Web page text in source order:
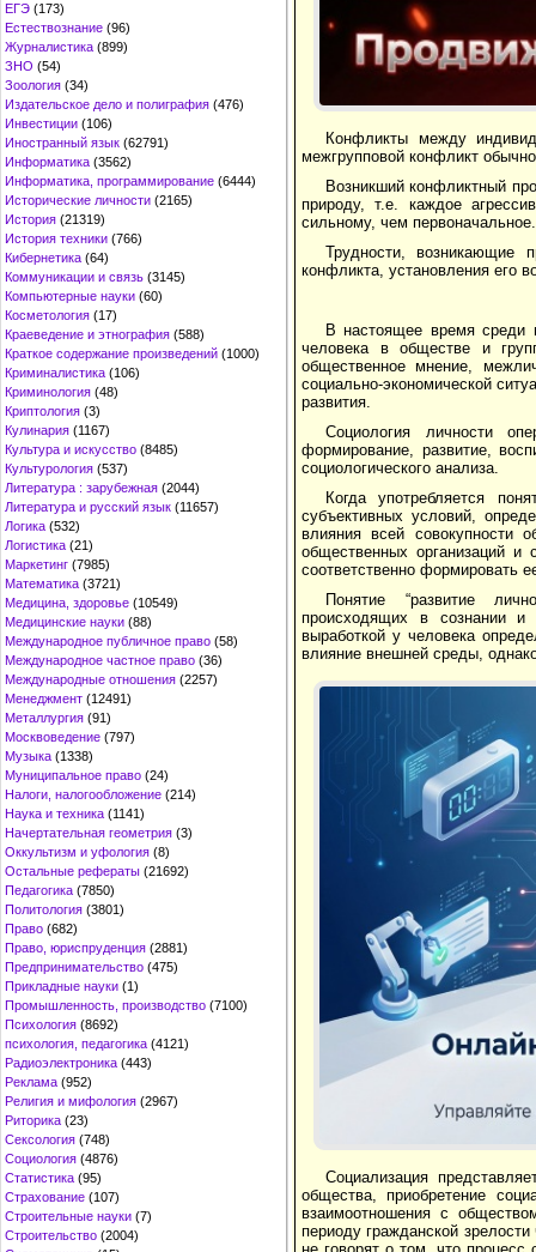
ЕГЭ (173)
Естествознание (96)
Журналистика (899)
ЗНО (54)
Зоология (34)
Издательское дело и полиграфия (476)
Инвестиции (106)
Иностранный язык (62791)
Информатика (3562)
Информатика, программирование (6444)
Исторические личности (2165)
История (21319)
История техники (766)
Кибернетика (64)
Коммуникации и связь (3145)
Компьютерные науки (60)
Косметология (17)
Краеведение и этнография (588)
Краткое содержание произведений (1000)
Криминалистика (106)
Криминология (48)
Криптология (3)
Кулинария (1167)
Культура и искусство (8485)
Культурология (537)
Литература : зарубежная (2044)
Литература и русский язык (11657)
Логика (532)
Логистика (21)
Маркетинг (7985)
Математика (3721)
Медицина, здоровье (10549)
Медицинские науки (88)
Международное публичное право (58)
Международное частное право (36)
Международные отношения (2257)
Менеджмент (12491)
Металлургия (91)
Москвоведение (797)
Музыка (1338)
Муниципальное право (24)
Налоги, налогообложение (214)
Наука и техника (1141)
Начертательная геометрия (3)
Оккультизм и уфология (8)
Остальные рефераты (21692)
Педагогика (7850)
Политология (3801)
Право (682)
Право, юриспруденция (2881)
Предпринимательство (475)
Прикладные науки (1)
Промышленность, производство (7100)
Психология (8692)
психология, педагогика (4121)
Радиоэлектроника (443)
Реклама (952)
Религия и мифология (2967)
Риторика (23)
Сексология (748)
Социология (4876)
Статистика (95)
Страхование (107)
Строительные науки (7)
Строительство (2004)
Конфликты между
межгрупповой конфликт
Возникший конфликтный
природу, т.е. каждое
сильному, чем первоначальное.
Трудности, возникающие
конфликта, установления его
В настоящее время среди
человека в обществе и
общественное мнение,
социально-экономической
развития.
Социология личности
формирование, развитие,
социологического анализа.
Когда употребляется
субъективных условий,
влияния всей совокупности
общественных организаций и
соответственно формировать
Понятие “развитие
происходящих в сознании и
выработкой у человека
влияние внешней среды,
Социализация
общества, приобретение
взаимоотношения с
периоду гражданской